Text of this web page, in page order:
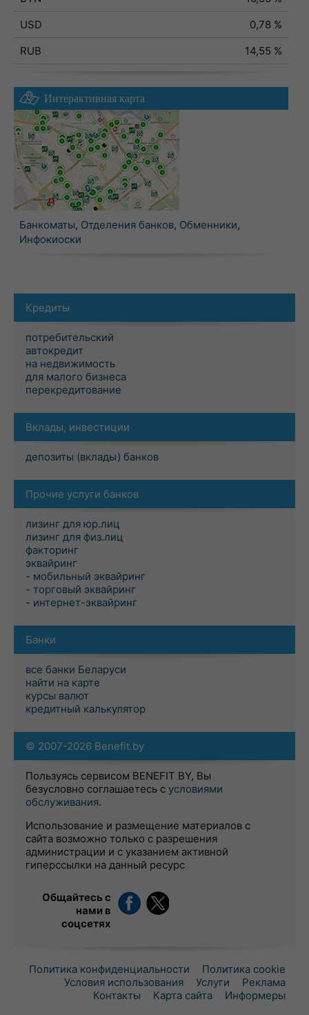
USD
0,78 %
RUB
14,55 %
Интерактивная карта
Банкоматы, Отделения банков, Обменники,
Инфокиоски
Кредиты
потребительский
автокредит
на недвижимость
для малого бизнеса
перекредитование
Вклады, инвестиции
депозиты (вклады) банков
Прочие услуги банков
лизинг для юр.лиц
лизинг для физ.лиц
факторинг
эквайринг
- мобильный эквайринг
- торговый эквайринг
- интернет-эквайринг
Банки
все банки Беларуси
найти на карте
курсы валют
кредитный калькулятор
© 2007-2026 Benefit.by
Пользуясь сервисом BENEFIT BY, Вы
безусловно соглашаетесь с условиями
обслуживания.
Использование и размещение материалов с
сайта возможно только с разрешения
администрации и с указанием активной
гиперссылки на данный ресурс
Общайтесь с
нами в
соцсетях
Политика конфиденциальности
Политика cookie
Условия использования
Услуги
Реклама
Контакты
Карта сайта Информеры